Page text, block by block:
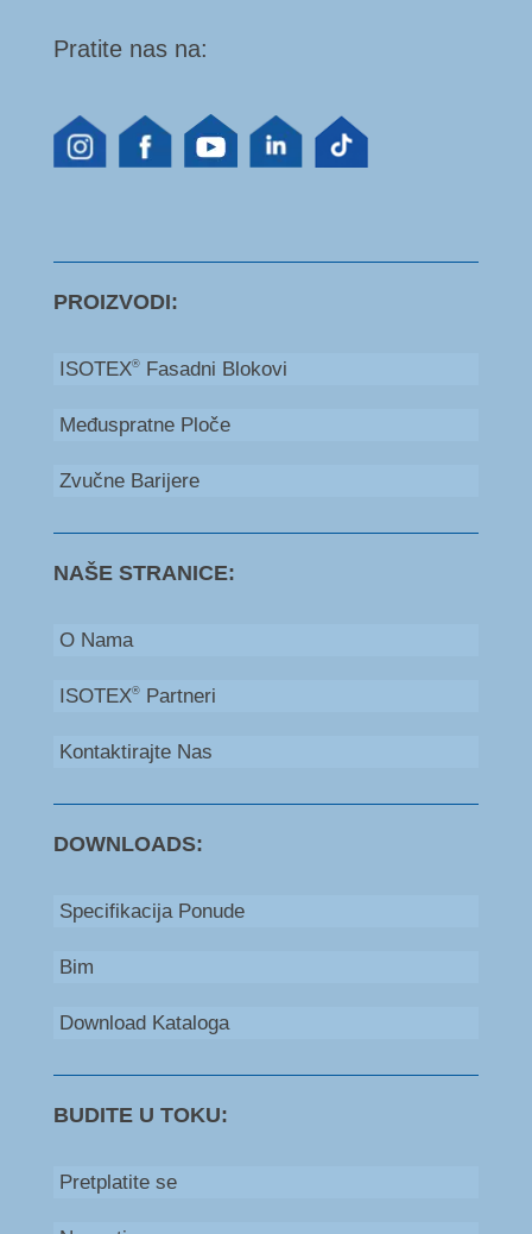
Pratite nas na:
PROIZVODI:
ISOTEX®Fasadni Blokovi
Međuspratne Ploče
Zvučne Barijere
NAŠE STRANICE:
O Nama
ISOTEX®Partneri
Kontaktirajte Nas
DOWNLOADS:
Specifikacija Ponude
Bim
Download Kataloga
BUDITE U TOKU:
Pretplatite se